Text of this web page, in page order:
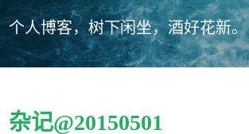
个人博客，树下闲坐，酒好花新。
杂记@20150501